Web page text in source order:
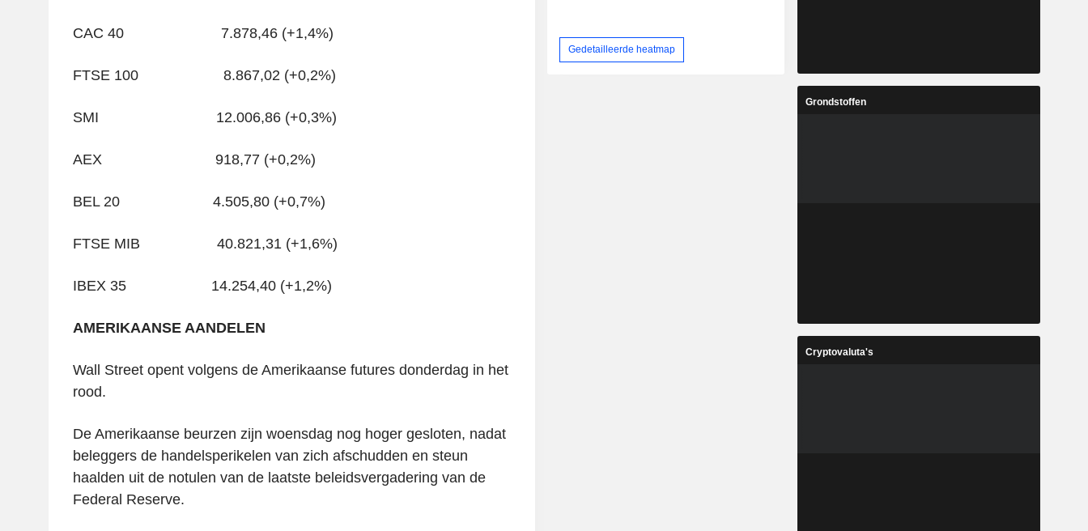
CAC 40 7.878,46 (+1,4%)
FTSE 100 8.867,02 (+0,2%)
SMI 12.006,86 (+0,3%)
AEX 918,77 (+0,2%)
BEL 20 4.505,80 (+0,7%)
FTSE MIB 40.821,31 (+1,6%)
IBEX 35 14.254,40 (+1,2%)
AMERIKAANSE AANDELEN
Wall Street opent volgens de Amerikaanse futures donderdag in het
rood.
De Amerikaanse beurzen zijn woensdag nog hoger gesloten, nadat
beleggers de handelsperikelen van zich afschudden en steun
haalden uit de notulen van de laatste beleidsvergadering van de
Federal Reserve.
Gedetailleerde heatmap
Grondstoffen
Cryptovaluta's